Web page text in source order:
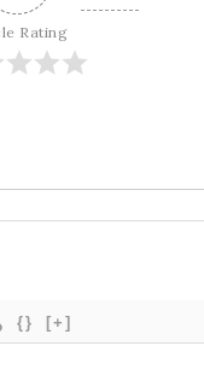
Rating
{} [+]